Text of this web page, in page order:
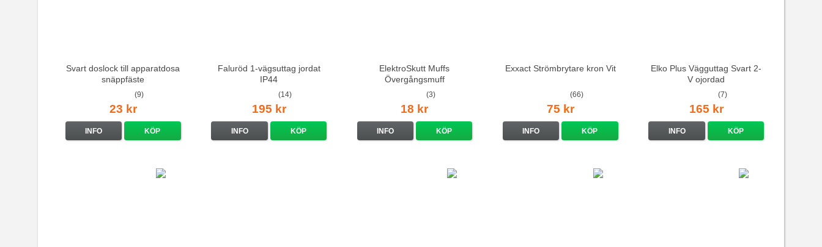
Svart doslock till apparatdosa
snäppfäste
(9)
23 kr
INFO KÖP
Faluröd 1-vägsuttag jordat
IP44
(14)
195 kr
INFO KÖP
ElektroSkutt Muffs
Övergångsmuff
(3)
18 kr
INFO KÖP
Exxact Strömbrytare kron Vit
(66)
75 kr
INFO KÖP
Elko Plus Vägguttag Svart 2-
V ojordad
(7)
165 kr
INFO KÖP